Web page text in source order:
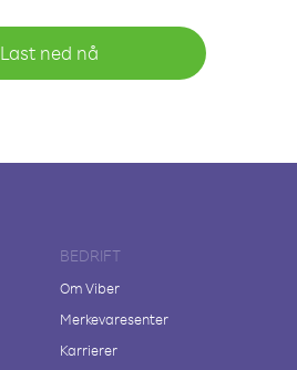
Last ned nå
BEDRIFT
Om Viber
Merkevaresenter
Karrierer